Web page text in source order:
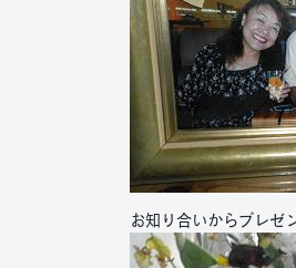
お知り合いからプレゼ